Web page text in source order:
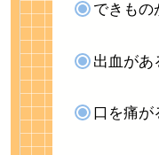
できもの
出血があ
口を痛が